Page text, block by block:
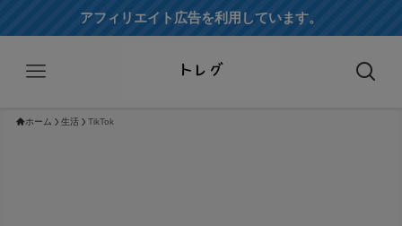
アフィリエイト広告を利用しています。
ホーム 生活 TikTok